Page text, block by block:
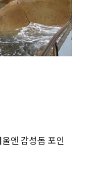
엔 감성돔 포인